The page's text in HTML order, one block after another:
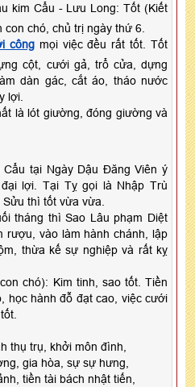
kim Cẩu - Lưu Long: Tốt (Kiết
chó, chủ trị ngày thứ 6.
côngmọi việc đều rất tốt. Tốt
cột, cưới gả, trổ cửa, dựng
dàn gác, cắt áo, tháo nước
lợi.
là lót giường, đóng giường và
tại Ngày Dậu Đăng Viên ý
lợi. Tại Tỵ gọi là Nhập Trù
thì tốt vừa vừa.
tháng thì Sao Lâu phạm Diệt
rượu, vào làm hành chánh, lập
thừa kế sự nghiệp và rất kỵ
chó): Kim tinh, sao tốt. Tiền
học hành đỗ đạt cao, việc cưới
thụ trụ, khởi môn đình,
gia hòa, sự sự hưng,
tiền tài bách nhật tiến,